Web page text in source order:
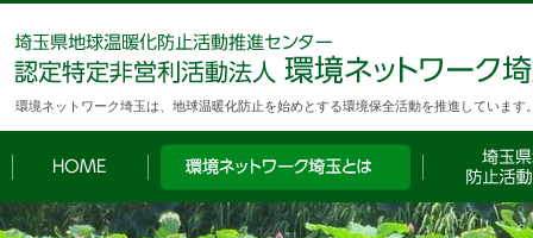
環境ネットワーク埼玉は、地球温暖化防止を始めとする環境保全活動を推進しています